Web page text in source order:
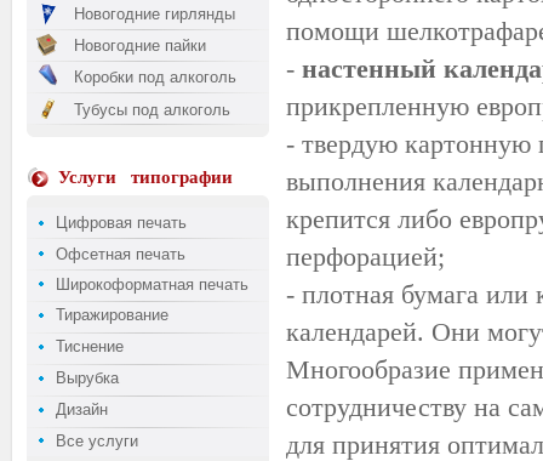
Новогодние гирлянды
Новогодние пайки
Коробки под алкоголь
Тубусы под алкоголь
Услуги типографии
Цифровая печать
Офсетная печать
Широкоформатная печать
Тиражирование
Тиснение
Вырубка
Дизайн
Все услуги
помощи
- настенный
прикрепленную
- твердую картонную
выполнения
крепится либо
перфорацией;
- плотная бумага или
календарей. Они
Многообразие
сотрудничеству на
для принятия